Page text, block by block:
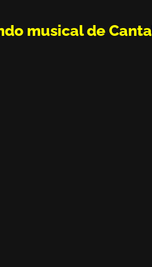
musical de